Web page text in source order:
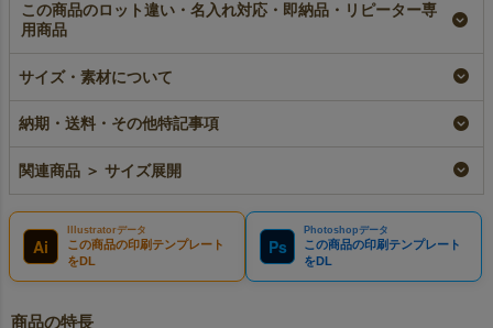
この商品のロット違い・名入れ対応・即納品・リピーター専
用商品
織布内袋巾着（M）厚
手《75g》｜100枚入
（1000枚以上専用）
¥11,330 税込
入～
即納品
専用】不織布内袋巾着
（M）厚手《75g》｜
サイズ・素材について
納期・送料・その他特記事項
関連商品 ＞ サイズ展開
Ai
Illustratorデータ
この商品の印刷テンプレート
をDL
Ps
Photoshopデータ
この商品の印刷テンプレート
をDL
商品の特長